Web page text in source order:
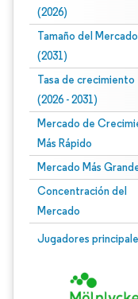
(2026)
Tamaño del Mercado
(2031)
Tasa de crecimiento
(2026 - 2031)
Mercado de
Más Rápido
Mercado Más
Concentración del
Mercado
Jugadores
Imagen © Mordor